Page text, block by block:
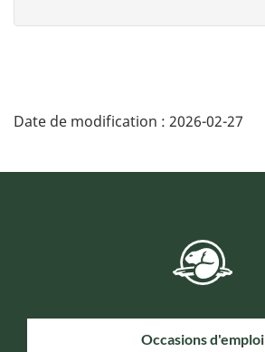
Date de modification : 2026-02-27
Occasions d'emploi